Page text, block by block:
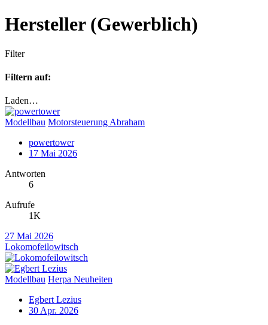
Hersteller (Gewerblich)
Filter
Filtern auf:
Laden…
Modellbau Motorsteuerung Abraham
powertower
17 Mai 2026
Antworten
6
Aufrufe
1K
27 Mai 2026
Lokomofeilowitsch
Modellbau Herpa Neuheiten
Egbert Lezius
30 Apr. 2026